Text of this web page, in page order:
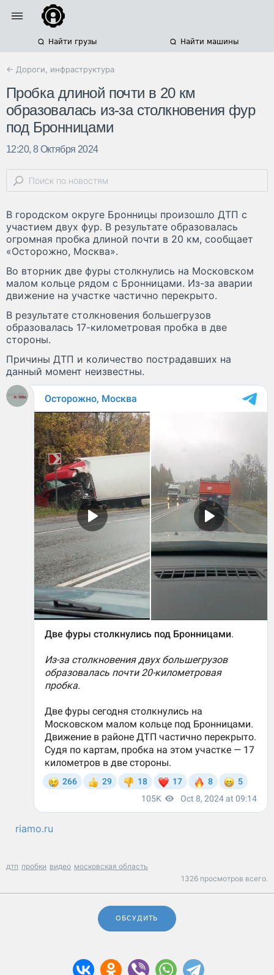
Найти грузы Найти машины
← Дороги, инфраструктура
Пробка длиной почти в 20 км
образовалась из-за столкновения фур
под Бронницами
12:20, 8 Октября 2024
В городском округе Бронницы произошло ДТП с
участием двух фур. В результате образовалась
огромная пробка длиной почти в 20 км, сообщает
«Осторожно, Москва».
Во вторник две фуры столкнулись на Московском
малом кольце рядом с Бронницами. Из-за аварии
движение на участке частично перекрыто.
В результате столкновения большегрузов
образовалась 17-километровая пробка в две
стороны.
Причины ДТП и количество пострадавших на
данный момент неизвестны.
riamo.ru
дтп пробки видео московская область
1326 просмотров всего.
ОБСУДИТЬ